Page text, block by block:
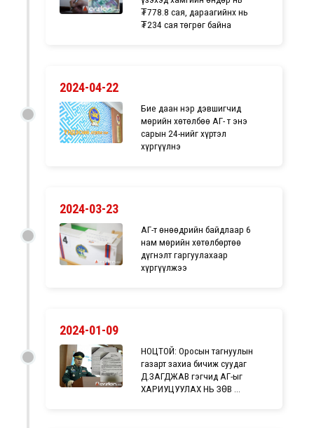
₮778.8 сая, дараагийнх нь
₮234 сая төгрөг байна
2024-04-22
Бие даан нэр дэвшигчид
мөрийн хөтөлбөө ҮАГ- т энэ
сарын 24-нийг хүртэл
хүргүүлнэ
2024-03-23
ҮАГ-т өнөөдрийн байдлаар 6
нам мөрийн хөтөлбөртөө
дүгнэлт гаргуулахаар
хүргүүлжээ
2024-01-09
НОЦТОЙ: Оросын тагнуулын
газарт захиа бичиж суудаг
Д.ЗАГДЖАВ гэгчид ҮАГ-ыг
ХАРИУЦУУЛАХ НЬ ЗӨВ ҮҮ...